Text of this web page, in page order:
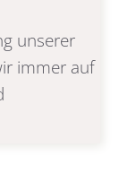
unserer
immer auf